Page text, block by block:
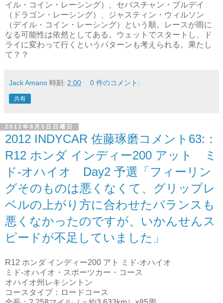
イル・コイン・レーシング）、セバスチャン・ブルデイ
（ドラゴン・レーシング）、ジャスティン・ウィルソン
（デイル・コイン・レーシング）という順。レースが雨に
なる可能性は依然としてある。ウェットでスタートし、ド
ライに変わって行くというパターンも考えられる。果たし
て？？
Jack Amano 時刻: 2:00 0 件のコメント:
共有
2012年8月5日日曜日
2012 INDYCAR 佐藤琢磨コメント63:：
R12 ホンダ インディー200 アット ミ
ド-オハイオ Day2 予選「フィーリン
グそのものは悪くなくて、グリップレ
ベルの上がり方に合わせたバランスも
悪くなかったのですが、いかんせんス
ピードが不足していました」
R12 ホンダ インディー200 アト ミド‐オハイオ
ミド‐オハイオ・スポーツカー・コース
オハイオ州レキシントン
コースタイプ：ロードコース